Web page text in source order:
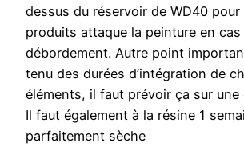
dessus du réservoir de WD40 pour
produits attaque la peinture en cas
débordement. Autre point
tenu des durées d’intégration de
éléments, il faut prévoir ça sur une
Il faut également à la résine 1
parfaitement sèche